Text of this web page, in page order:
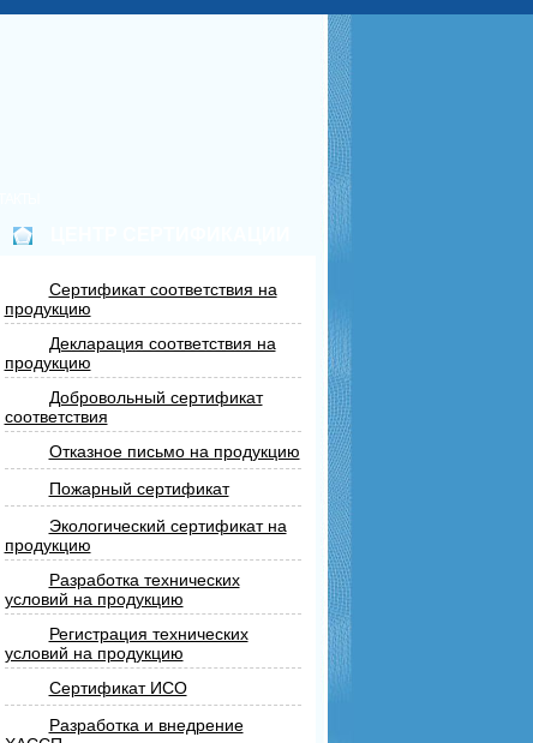
Сертификат соответствия на
продукцию
Декларация соответствия на
продукцию
Добровольный сертификат
соответствия
Отказное письмо на продукцию
Пожарный сертификат
Экологический сертификат на
продукцию
Разработка технических
условий на продукцию
Регистрация технических
условий на продукцию
Сертификат ИСО
Разработка и внедрение